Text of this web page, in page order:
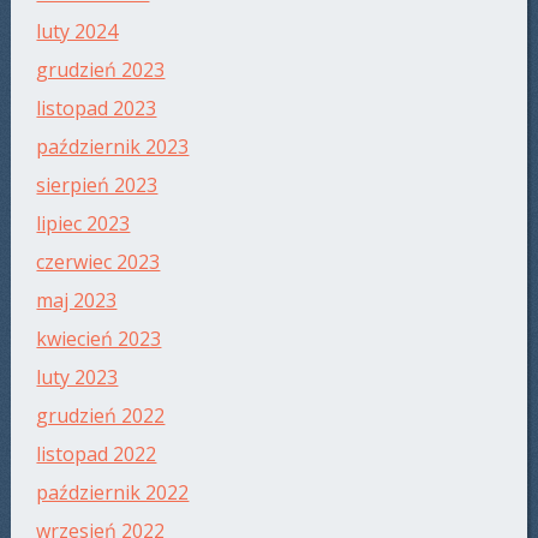
luty 2024
grudzień 2023
listopad 2023
październik 2023
sierpień 2023
lipiec 2023
czerwiec 2023
maj 2023
kwiecień 2023
luty 2023
grudzień 2022
listopad 2022
październik 2022
wrzesień 2022